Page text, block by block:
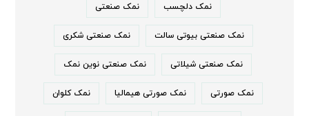
نمک دلچسب نمک صنعتی
نمک صنعتی بیوتی سالت نمک صنعتی شکری
نمک صنعتی شیلاتی نمک صنعتی نوین نمک
نمک صورتی نمک صورتی هیمالیا نمک کلوان